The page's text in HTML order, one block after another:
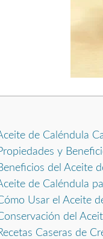
de Caléndula
y
del Aceite
de Caléndula
Usar el Aceite
del
Caseras de